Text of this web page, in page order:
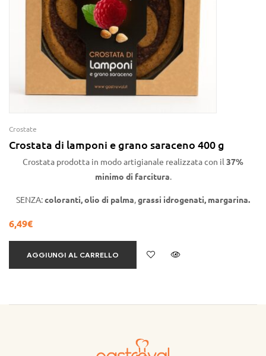
Crostate
Crostata di lamponi e grano saraceno 400 g
Crostata prodotta in modo artigianale realizzata con il 37%
minimo di farcitura.
SENZA:coloranti,olio di palma,grassi idrogenati, margarina.
6,49€
AGGIUNGI AL CARRELLO